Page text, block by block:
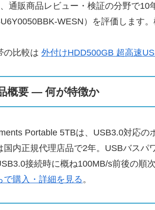
通販商品レビュー・検証の分野で
WESN）を評価します
の比較は 外付けHDD500GB 超高速
概要 — 何が特徴か
Portable 5TBは、USB3.0対応
国内正規代理店品で2年。USBバス
接続時に概ね100MB/s前後の順
で購入・詳細を見る 。